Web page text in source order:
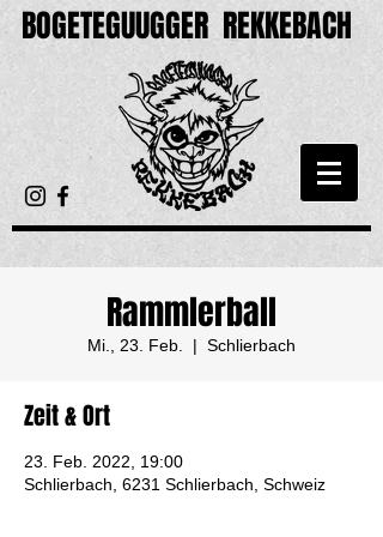
BOGETEGUUGGER REKKEBACH
Rammlerball
Mi., 23. Feb.
  |
Schlierbach
Zeit & Ort
23. Feb. 2022, 19:00
Schlierbach, 6231 Schlierbach, Schweiz